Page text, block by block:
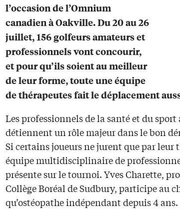
l’occasion de l’Omnium
canadien à Oakville. Du 20 au 26
juillet, 156 golfeurs amateurs et
professionnels vont concourir,
et pour qu’ils soient au meilleur
de leur forme, toute une équipe
de thérapeutes fait le déplacement
Les professionnels de la santé et du
détiennent un rôle majeur dans le bon
Si certains joueurs ne jurent que par leur
équipe multidisciplinaire de
présente sur le tournoi. Yves Charette,
Collège Boréal de Sudbury, participe au
qu’ostéopathe indépendant depuis 4 ans.